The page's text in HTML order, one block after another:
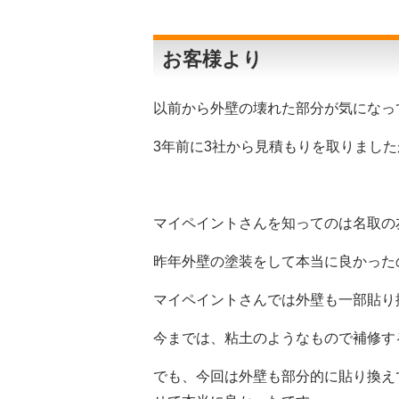
お客様より
以前から外壁の壊れた部分が気にな
3年前に3社から見積もりを取りまし
マイペイントさんを知ってのは名取
昨年外壁の塗装をして本当に良かっ
マイペイントさんでは外壁も一部貼
今までは、粘土のようなもので補修
でも、今回は外壁も部分的に貼り換